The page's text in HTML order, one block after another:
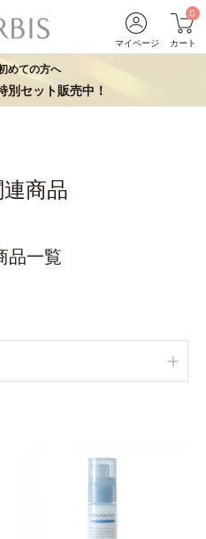
マイページ
0
カート
めての方へ
別セット販売中！
商品
品一覧